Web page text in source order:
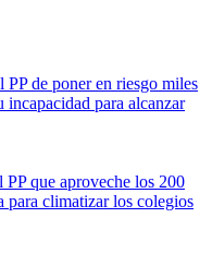
de poner en riesgo miles
incapacidad para alcanzar
que aproveche los 200
para climatizar los colegios